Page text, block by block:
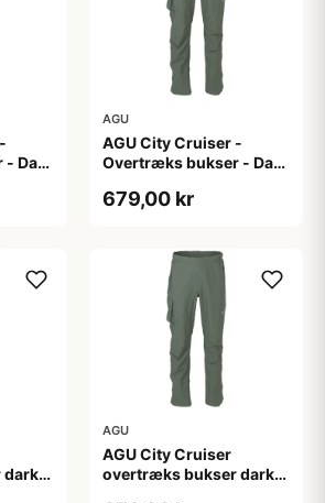
Dark
AGU
AGU City Cruiser -
Overtræks bukser - Dark
679,00 kr
dark
AGU
AGU City Cruiser
overtræks bukser dark